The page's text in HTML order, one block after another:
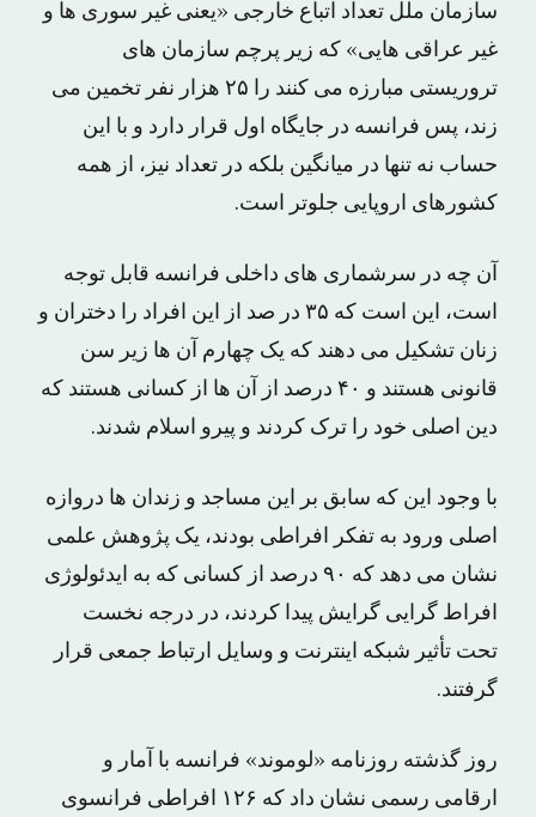
سازمان ملل تعداد اتباع خارجی «یعنی غیر سوری ها و
غیر عراقی هایی» که زیر پرچم سازمان های
تروریستی مبارزه می کنند را ۲۵ هزار نفر تخمین می
زند، پس فرانسه در جایگاه اول قرار دارد و با این
حساب نه تنها در میانگین بلکه در تعداد نیز، از همه
کشورهای اروپایی جلوتر است.
آن چه در سرشماری های داخلی فرانسه قابل توجه
است، این است که ۳۵ در صد از این افراد را دختران و
زنان تشکیل می دهند که یک چهارم آن ها زیر سن
قانونی هستند و ۴۰ درصد از آن ها از کسانی هستند که
دین اصلی خود را ترک کردند و پیرو اسلام شدند.
با وجود این که سابق بر این مساجد و زندان ها دروازه
اصلی ورود به تفکر افراطی بودند، یک پژوهش علمی
نشان می دهد که ۹۰ درصد از کسانی که به ایدئولوژی
افراط گرایی گرایش پیدا کردند، در درجه نخست
تحت تأثیر شبکه اینترنت و وسایل ارتباط جمعی قرار
گرفتند.
روز گذشته روزنامه «لوموند» فرانسه با آمار و
ارقامی رسمی نشان داد که ۱۲۶ افراطی فرانسوی